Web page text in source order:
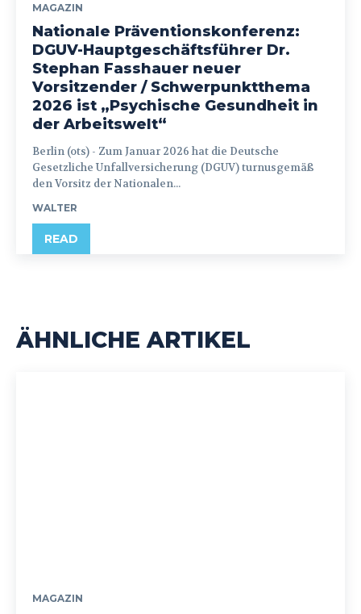
MAGAZIN
Nationale Präventionskonferenz:
DGUV-Hauptgeschäftsführer Dr.
Stephan Fasshauer neuer
Vorsitzender / Schwerpunktthema
2026 ist „Psychische Gesundheit in
der Arbeitswelt“
Berlin (ots) - Zum Januar 2026 hat die Deutsche
Gesetzliche Unfallversicherung (DGUV) turnusgemäß
den Vorsitz der Nationalen...
WALTER
READ
ÄHNLICHE ARTIKEL
MAGAZIN